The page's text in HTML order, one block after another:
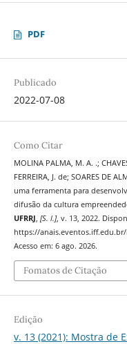
PDF
Publicado
2022-07-08
Como Citar
MOLINA PALMA, M. A. .;
FERREIRA, J. de; SOARES DE
uma ferramenta para
difusão da cultura
UFRRJ, [S. l.], v. 13, 2022.
https://
Acesso em: 6 ago. 2026.
Fomatos de Citação
Edição
v. 13 (2021): Mostra de